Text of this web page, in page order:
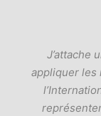
J’attache
appliquer les